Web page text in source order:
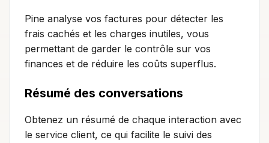
Pine analyse vos factures pour détecter les
frais cachés et les charges inutiles, vous
permettant de garder le contrôle sur vos
finances et de réduire les coûts superflus.
Résumé des conversations
Obtenez un résumé de chaque interaction avec
le service client, ce qui facilite le suivi des